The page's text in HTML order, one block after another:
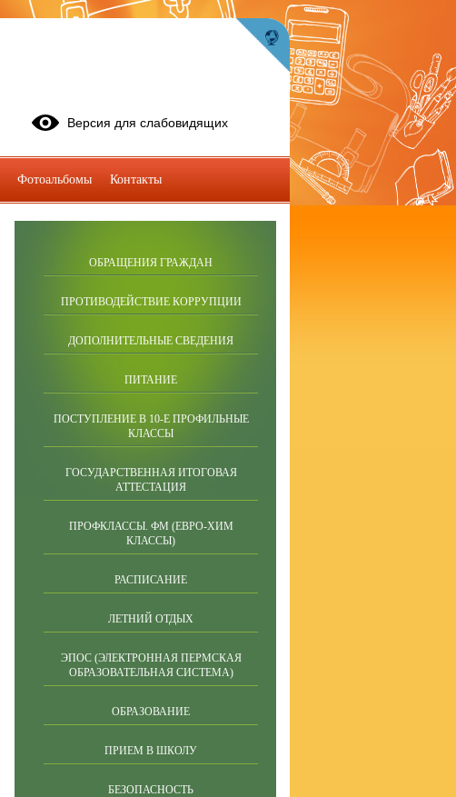
ОБРАЩЕНИЯ ГРАЖДАН
ПРОТИВОДЕЙСТВИЕ КОРРУПЦИИ
ДОПОЛНИТЕЛЬНЫЕ СВЕДЕНИЯ
ПИТАНИЕ
ПОСТУПЛЕНИЕ В 10-Е ПРОФИЛЬНЫЕ
КЛАССЫ
ГОСУДАРСТВЕННАЯ ИТОГОВАЯ
АТТЕСТАЦИЯ
ПРОФКЛАССЫ. ФМ (ЕВРО-ХИМ
КЛАССЫ)
РАСПИСАНИЕ
ЛЕТНИЙ ОТДЫХ
ЭПОС (ЭЛЕКТРОННАЯ ПЕРМСКАЯ
ОБРАЗОВАТЕЛЬНАЯ СИСТЕМА)
ОБРАЗОВАНИЕ
ПРИЕМ В ШКОЛУ
БЕЗОПАСНОСТЬ
Версия для слабовидящих
Фотоальбомы Контакты